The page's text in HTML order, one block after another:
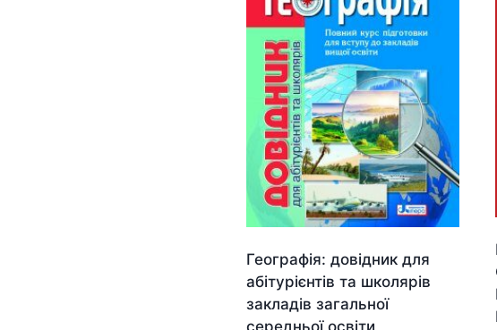
Географія: довідник для
абітурієнтів та школярів
закладів загальної
середньої освіти